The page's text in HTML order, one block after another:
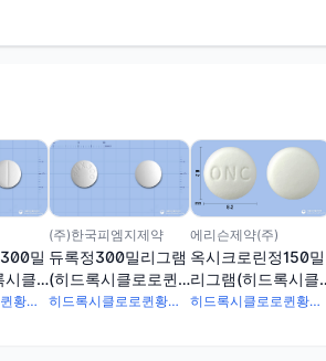
밀
시클
히드록시클로로퀸황산염 300mg
(주)한국피엠지제약
듀록정300밀리그램
(히드록시클로로퀸
황산염)
히드록시클로로퀸황산염 300mg
에리슨제약(주)
옥시크로린정150밀
리그램(히드록시클
로로퀸황산염)
히드록시클로로퀸황산염 150mg